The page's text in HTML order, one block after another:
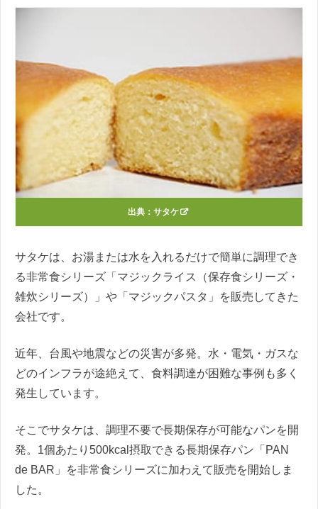
出典： サタケ
サタケは、お湯または水を入れるだけで簡単に調理でき
る非常食シリーズ「マジックライス（保存食シリーズ・
雑炊シリーズ）」や「マジックパスタ」を販売してきた
会社です。
近年、台風や地震などの災害が多発。水・電気・ガスな
どのインフラが途絶えて、食料調達が困難な事例も多く
発生しています。
そこでサタケは、調理不要で長期保存が可能なパンを開
発。1個あたり500kcal摂取できる長期保存パン「PAN
de BAR」を非常食シリーズに加わえて販売を開始しま
した。